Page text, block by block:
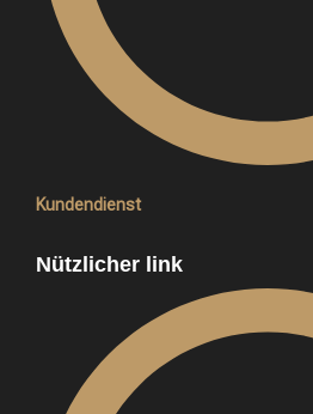
Kundendienst
Nützlicher link